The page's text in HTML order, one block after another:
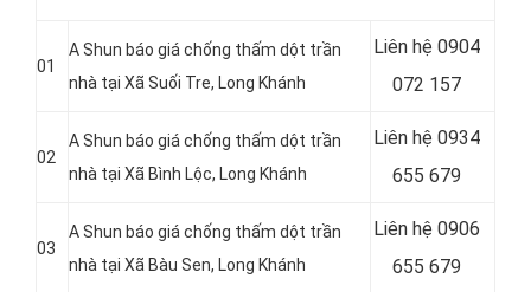
01
A Shun báo giá chống thấm dột trần
nhà tại Xã Suối Tre, Long Khánh
Liên hệ 0904
072 157
02
A Shun báo giá chống thấm dột trần
nhà tại Xã Bình Lộc, Long Khánh
Liên hệ 0934
655 679
03
A Shun báo giá chống thấm dột trần
nhà tại Xã Bàu Sen, Long Khánh
Liên hệ 0906
655 679